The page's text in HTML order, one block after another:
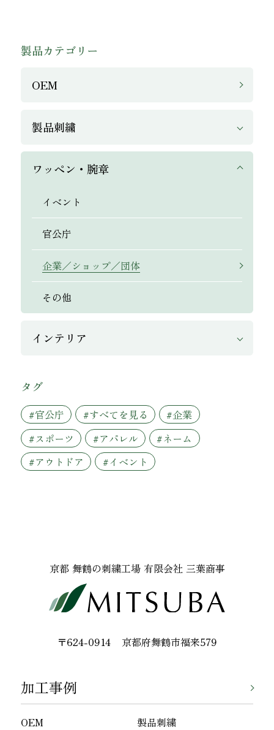
製品カテゴリー
OEM
製品刺繍
ワッペン・腕章
イベント
官公庁
企業／ショップ／団体
その他
インテリア
タグ
#官公庁 #すべてを見る
#企業
#スポーツ
#アパレル
#ネーム
#アウトドア
#イベント
京都 舞鶴の刺繍工場 有限会社 三葉商事
〒624-0914 京都府舞鶴市福来579
加工事例
OEM
製品刺繍